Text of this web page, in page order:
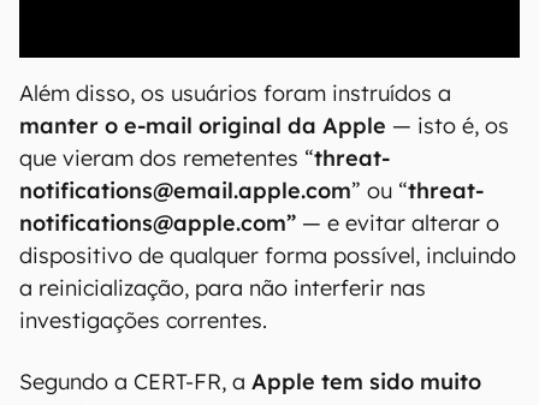
Além disso, os usuários foram instruídos a
manter o e-mail original da Apple — isto é, os
que vieram dos remetentes “threat-
notifications@email.apple.com” ou “threat-
notifications@apple.com” — e evitar alterar o
dispositivo de qualquer forma possível, incluindo
a reinicialização, para não interferir nas
investigações correntes.
Segundo a CERT-FR, a Apple tem sido muito